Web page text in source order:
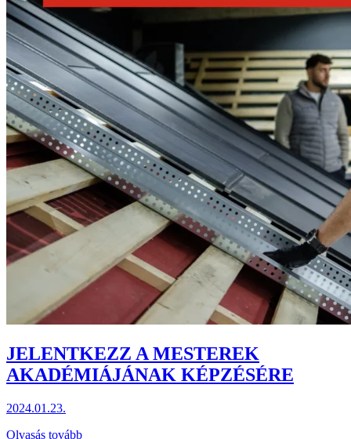
JELENTKEZZ A MESTEREK
AKADÉMIÁJÁNAK KÉPZÉSÉRE
2024.01.23.
Olvasás tovább